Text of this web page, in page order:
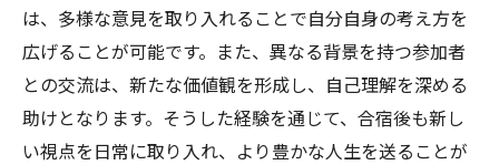
は、多様な意見を取り入れることで自分自身の考え方を
広げることが可能です。また、異なる背景を持つ参加者
との交流は、新たな価値観を形成し、自己理解を深める
助けとなります。そうした経験を通じて、合宿後も新し
い視点を日常に取り入れ、より豊かな人生を送ることが